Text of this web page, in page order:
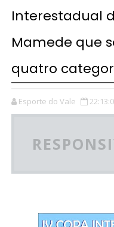
Interestadual
Mamede que
quatro
Esporte do Vale